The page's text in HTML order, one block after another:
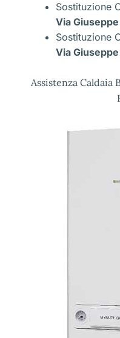
Sostituzione
Via
Sostituzione
Via
Assistenza Caldaia